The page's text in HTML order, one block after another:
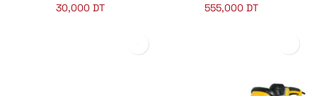
30,000 DT 555,000DT